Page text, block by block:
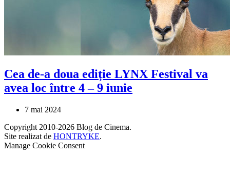
Cea de-a doua ediție LYNX Festival va
avea loc între 4 – 9 iunie
7 mai 2024
Copyright 2010-2026 Blog de Cinema.
Site realizat de HONTRYKE.
Manage Cookie Consent